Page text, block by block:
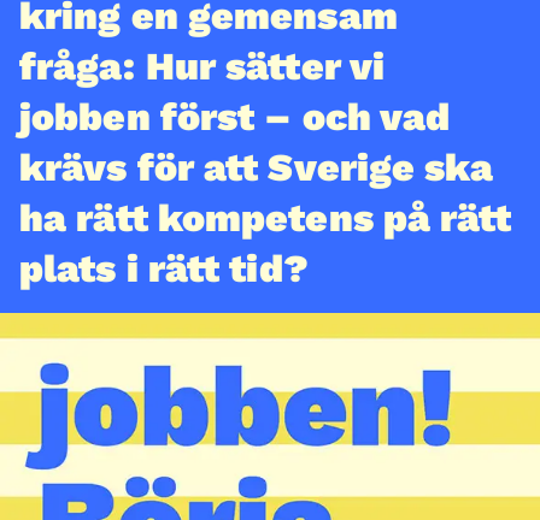
kring en gemensam
fråga: Hur sätter vi
jobben först – och vad
krävs för att Sverige ska
ha rätt kompetens på rätt
plats i rätt tid?